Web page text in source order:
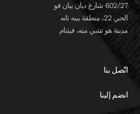
602/27 شارع ديان بيان فو
الحي 22، منطقة بينه ثانه
مدينة هو تشي منه، فيتنام
اتّصل بنا
انضم إلينا